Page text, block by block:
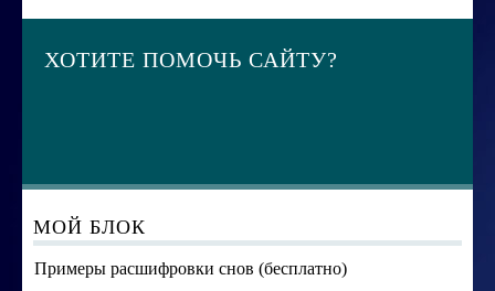
ХОТИТЕ ПОМОЧЬ САЙТУ?
МОЙ БЛОК
Примеры расшифровки снов (бесплатно)